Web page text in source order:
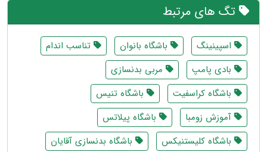
تگ های مرتبط
اسپینینگ باشگاه بانوان
تناسب اندام
بادی پامپ
مربی بدنسازی
باشگاه کراسفیت
باشگاه تنیس
آموزش زومبا
باشگاه پیلاتس
باشگاه کلیستنیکس
باشگاه بدنسازی آقایان